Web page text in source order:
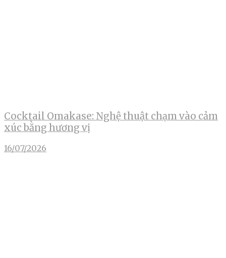
Cocktail Omakase: Nghệ thuật chạm vào cảm
xúc bằng hương vị
16/07/2026